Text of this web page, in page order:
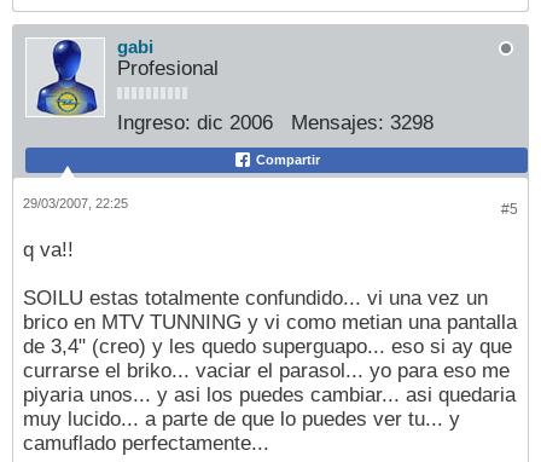
gabi
Profesional
Ingreso: dic 2006 Mensajes: 3298
Compartir
#5
29/03/2007, 22:25
q va!!
SOILU estas totalmente confundido... vi una vez un
brico en MTV TUNNING y vi como metian una pantalla
de 3,4" (creo) y les quedo superguapo... eso si ay que
currarse el briko... vaciar el parasol... yo para eso me
piyaria unos... y asi los puedes cambiar... asi quedaria
muy lucido... a parte de que lo puedes ver tu... y
camuflado perfectamente...